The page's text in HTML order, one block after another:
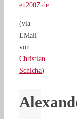
eu2007.de
(via
EMail
von
Christian
Schicha)